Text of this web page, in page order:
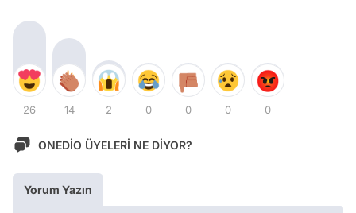
26 14 2 0 0 0 0
ONEDİO ÜYELERİ NE DİYOR?
Yorum Yazın